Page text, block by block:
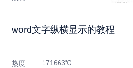
​word文字纵横显示的教程
热度 171663℃